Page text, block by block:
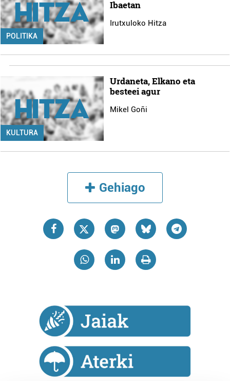
POLITIKA
Ibaetan
Irutxuloko Hitza
KULTURA
Urdaneta, Elkano eta
besteei agur
Mikel Goñi
Gehiago